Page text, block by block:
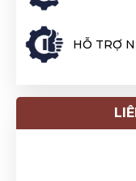
HỖ TRỢ